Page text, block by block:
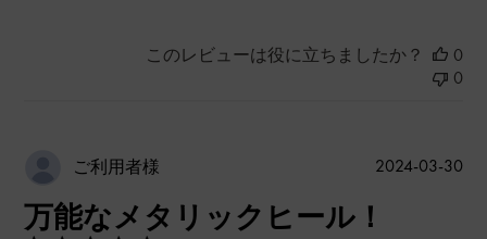
このレビューは役に立ちましたか？
0
0
ご利用者様
万能なメタリックヒール！
公
2024-03-30